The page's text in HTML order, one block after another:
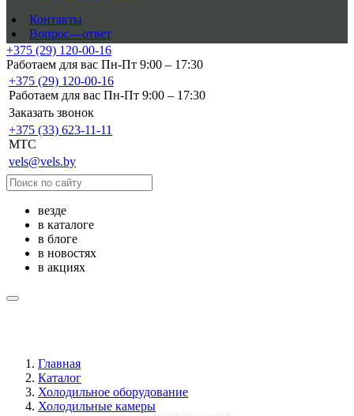
Контакты
Вопрос—ответ
+375 (29) 120-00-16
Работаем для вас Пн-Пт 9:00 – 17:30
+375 (29) 120-00-16
Работаем для вас Пн-Пт 9:00 – 17:30
Заказать звонок
+375 (33) 623-11-11
MTC
vels@vels.by
везде
в каталоге
в блоге
в новостях
в акциях
Главная
Каталог
Холодильное оборудование
Холодильные камеры